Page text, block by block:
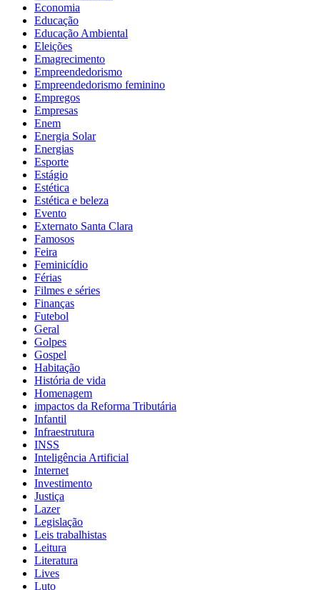
Economia
Educação
Educação Ambiental
Eleições
Emagrecimento
Empreendedorismo
Empreendedorismo feminino
Empregos
Empresas
Enem
Energia Solar
Energias
Esporte
Estágio
Estética
Estética e beleza
Evento
Externato Santa Clara
Famosos
Feira
Feminicídio
Férias
Filmes e séries
Finanças
Futebol
Geral
Golpes
Gospel
Habitação
História de vida
Homenagem
impactos da Reforma Tributária
Infantil
Infraestrutura
INSS
Inteligência Artificial
Internet
Investimento
Justiça
Lazer
Legislação
Leis trabalhistas
Leitura
Literatura
Lives
Luto